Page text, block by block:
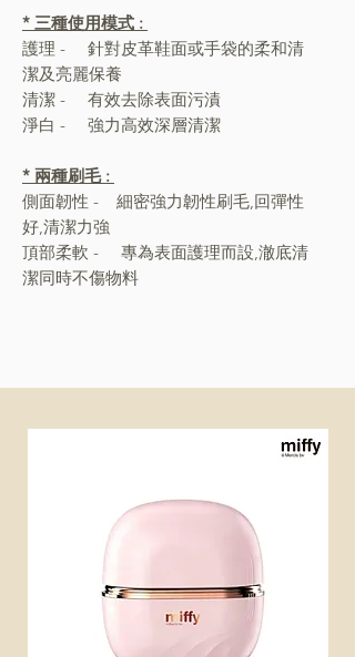
* 三種使用模式 :
護理 - 針對皮革鞋面或手袋的柔和清
潔及亮麗保養
清潔 - 有效去除表面污漬
淨白 - 強力高效深層清潔
* 兩種刷毛 :
側面韌性 - 細密強力韌性刷毛,回彈性
好,清潔力強
頂部柔軟 - 專為表面護理而設,澈底清
潔同時不傷物料